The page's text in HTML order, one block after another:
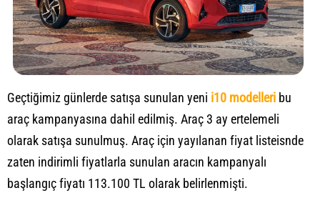
Geçtiğimiz günlerde satışa sunulan yeni i10 modelleri bu
araç kampanyasına dahil edilmiş. Araç 3 ay ertelemeli
olarak satışa sunulmuş. Araç için yayılanan fiyat listeisnde
zaten indirimli fiyatlarla sunulan aracın kampanyalı
başlangıç fiyatı 113.100 TL olarak belirlenmişti.